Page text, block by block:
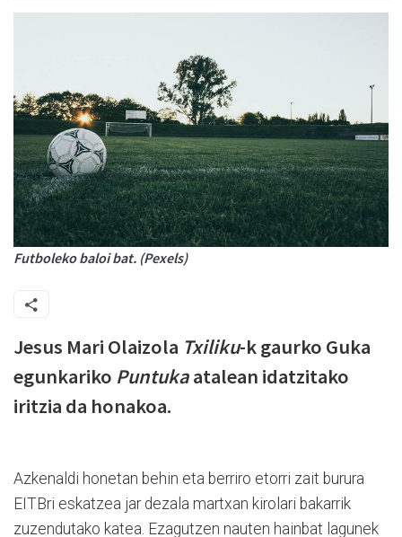
Futboleko baloi bat. (Pexels)
Jesus Mari Olaizola Txiliku-k gaurko Guka
egunkariko Puntukaatalean idatzitako
iritzia da honakoa.
Azkenaldi honetan behin eta berriro etorri zait burura
EITBri eskatzea jar dezala martxan kirolari bakarrik
zuzendutako katea. Ezagutzen nauten hainbat lagunek